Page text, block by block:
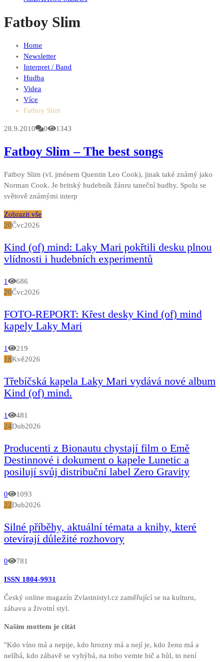
Fatboy Slim
Home
Newsletter
Interpret / Band
Hudba
Videa
Více
Fatboy Slim
28.9.2010 0 1343
Fatboy Slim – The best songs
Fatboy Slim (vl. jménem Quentin Leo Cook), jinak také známý jako
Norman Cook. Je britský hudebník žánru taneční hudby. Spolu se
světově známými interp
Zobrazit vše
20Čvc2026
Kind (of) mind: Laky Mari pokřtili desku plnou
vlídnosti i hudebních experimentů
1
686
20Čvc2026
FOTO-REPORT: Křest desky Kind (of) mind
kapely Laky Mari
1
219
18Kvě2026
Třebíčská kapela Laky Mari vydává nové album
Kind (of) mind.
1
481
24Dub2026
Producenti z Bionautu chystají film o Emě
Destinnové i dokument o kapele Lunetic a
posilují svůj distribuční label Zero Gravity
0
1093
22Dub2026
Silné příběhy, aktuální témata a knihy, které
otevírají důležité rozhovory
0 781
ISSN 1804-9931
Český online magazín Zvlastnistyl.cz zaměřující se na kulturu,
zábavu a životní styl.
Naším mottem je citát
"Kdo víno má a nepije, kdo hrozny má a nejí je, kdo ženu má a
nelíbá, kdo zábavě se vyhýbá, na toho vemte bič a hůl, to není